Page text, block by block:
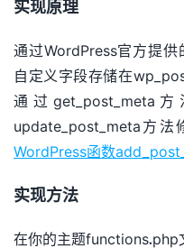
实现原理
通过WordPress官方提供
自定义字段存储在
通过get_post_meta
update_post_meta方法
WordPress函数
实现方法
在你的主题functions.php